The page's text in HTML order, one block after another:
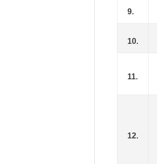
9.
10.
11.
12.